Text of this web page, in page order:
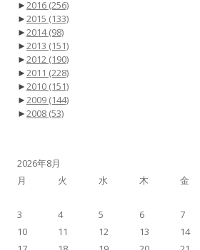
►2016 (256)
►2015 (133)
►2014(98)
►2013 (151)
►2012 (190)
►2011 (228)
►2010 (151)
►2009 (144)
►2008 (53)
2026年8月
月
火 水 木 金
3
4 5 6 7
10
11 12 13 14